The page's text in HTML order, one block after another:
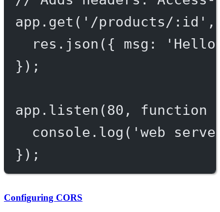
app. get ( '/products/:id'
res. json ({ msg:
});
app. listen (80 , function
console. log ( 'web
});
Configuring CORS